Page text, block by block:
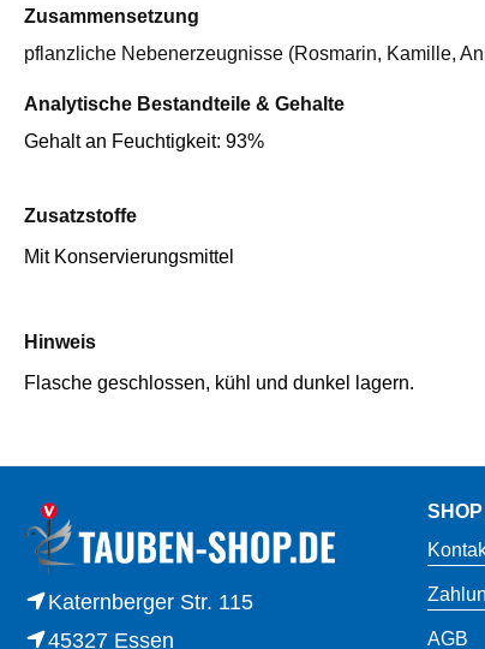
Zusammensetzung
pflanzliche Nebenerzeugnisse (Rosmarin, Kamille,
Analytische Bestandteile & Gehalte
Gehalt an Feuchtigkeit: 93%
Zusatzstoffe
Mit Konservierungsmittel
Hinweis
Flasche geschlossen, kühl und dunkel lagern.
Katernberger Str. 115
45327 Essen
AGB